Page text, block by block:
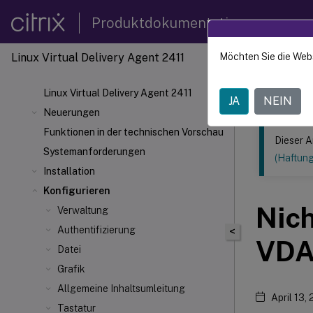
Produktdokumentation
Linux Virtual Delivery Agent 2411
Linux Virtual Delivery Agent 2411
Neuerungen
Funktionen in der technischen Vorschau
Systemanforderungen
Installation
Konfigurieren
Verwaltung
Authentifizierung
Datei
Grafik
Allgemeine Inhaltsumleitung
Tastatur
Dieser Inhalt
Linux
<
Dieser
April 13,
Möchten Sie die
JA NEIN